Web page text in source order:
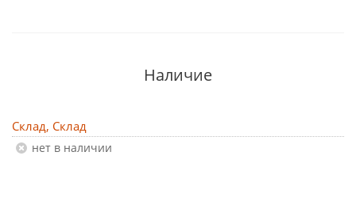
Наличие
Склад, Склад
Нет в наличии